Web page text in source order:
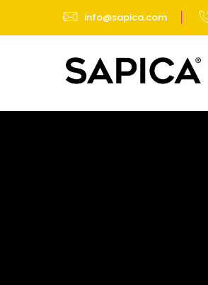
info@sapica.com